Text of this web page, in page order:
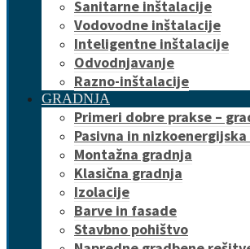
Sanitarne inštalacije
Vodovodne inštalacije
Inteligentne inštalacije
Odvodnjavanje
Razno-inštalacije
GRADNJA
Primeri dobre prakse –
Pasivna in nizkoenergijska
Montažna gradnja
Klasična gradnja
Izolacije
Barve in fasade
Stavbno pohištvo